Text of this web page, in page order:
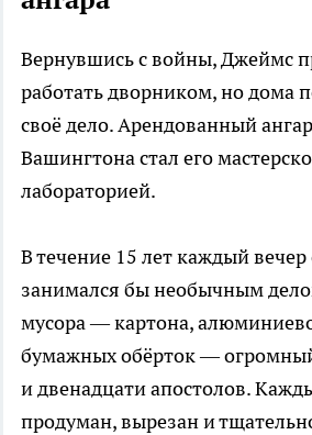
Вернувшись с войны, Джеймс
работать дворником, но дома
своё дело. Арендованный
Вашингтона стал его
лабораторией.
В течение 15 лет каждый
занимался бы необычным
мусора — картона,
бумажных обёрток —
и двенадцати апостолов.
продуман, вырезан и